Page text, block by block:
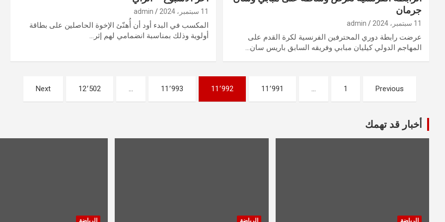
جرمان
11 سبتمبر، 2024 admin
عرضت رابطة دوري المحترفين الفرنسية لكرة القدم على
المهاجم الدولي كيليان مبابي وفريقه السابق باريس سان…
11 سبتمبر، 2024 admin
المكسب في البدء أود أن أُهنّئ الإخوة الحاصلين على بطاقة
أولوية وذلك بمناسبة انضمامي لهم إثر…
Posts
pagination
Previous
1
… 11٬991 11٬992 11٬993 … 12٬502 Next
أخبار قد تهمك
الرياضة الرياضة الرياضة